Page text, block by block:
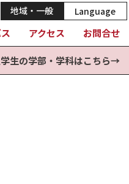
地域・一般 Language
アクセス お問合せ
生の学部・学科はこちら→